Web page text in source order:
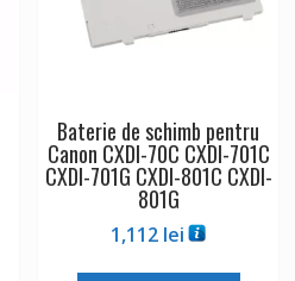
Baterie de schimb pentru
Canon CXDI-70C CXDI-701C
CXDI-701G CXDI-801C CXDI-
801G
1,112 lei